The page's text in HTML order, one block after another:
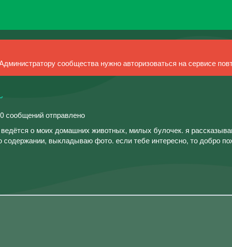
сообщества нужно авторизоваться на сервисе
сообщений отправлено
ведётся о моих домашних животных, милых булочек. я
содержании, выкладываю фото. если тебе интересно, то добро